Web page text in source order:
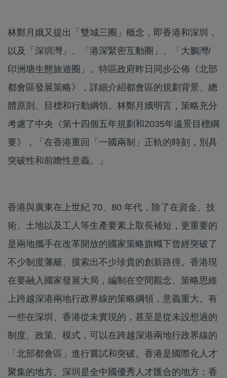
林鄭月娥又提出「雙城三圈」概念，即香港和深圳，
以及「深圳灣」、「港深緊密互動圈」、「大鵬灣/
印洲塘生態旅遊圈」。特區政府昨日同步公佈《北部
都會區發展策略》，詳細介紹都會區的規劃背景、總
體原則、目標和行動綱領。林鄭月娥明言，策略充分
考慮了中央《第十四個五年規劃和2035年遠景目標綱
要》，「在香港重回「一國兩制」正軌的時刻，別具
突破性和前瞻性意義。」
香港與廣東在上世紀 70、80 年代，除了在資金、技
術、土地以及工人等生產要素上取長補短，更重要的
是兩地攜手在改革開放的國家策略旗幟下曾經突破了
不少制度藩籬、摸索出不少珍貴的創新路徑。香港現
在要融入國家發展大局，編制在空間觀念、策略思維
上跨越深港兩地行政界線的策略綱領，意義重大。有
一些在深圳、香港從未實現的，甚至是從未設想過的
制度、政策、模式，可以在跨越深港兩地行政界線的
「北部都會區」進行嘗試和突破。香港是國際化人才
聚集的地方、深圳是全中國優秀人才匯合的地方；香